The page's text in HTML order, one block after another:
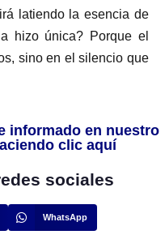
latiendo la esencia de
hizo única? Porque el
sino en el silencio que
informado en nuestro
clic aquí
sociales
WhatsApp